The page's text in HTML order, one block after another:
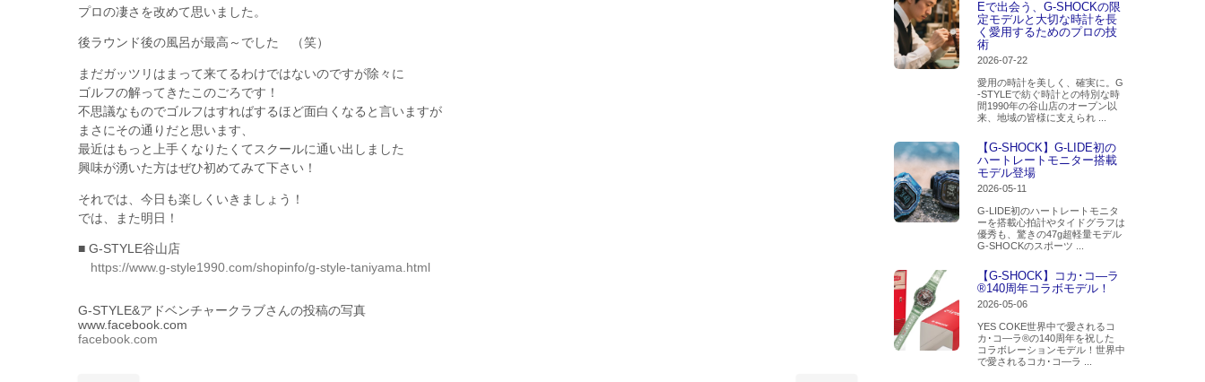
プロの凄さを改めて思いました。
後ラウンド後の風呂が最高～でした （笑）
まだガッツリはまって来てるわけではないのですが除々に
ゴルフの解ってきたこのごろです！
不思議なものでゴルフはすればするほど面白くなると言いますが
まさにその通りだと思います、
最近はもっと上手くなりたくてスクールに通い出しました
興味が湧いた方はぜひ初めてみて下さい！
それでは、今日も楽しくいきましょう！
では、また明日！
■ G-STYLE谷山店
https://www.g-style1990.com/shopinfo/g-style-taniyama.html
G-STYLE&アドベンチャークラブさんの投稿の写真
www.facebook.com
facebook.com
Eで出会う、G-SHOCKの限
定モデルと大切な時計を長
く愛用するためのプロの技
術
2026-07-22
愛用の時計を美しく、確実に。G
-STYLEで紡ぐ時計との特別な時
間1990年の谷山店のオープン以
来、地域の皆様に支えられ ...
【G-SHOCK】G-LIDE初の
ハートレートモニター搭載
モデル登場
2026-05-11
G-LIDE初のハートレートモニタ
ーを搭載心拍計やタイドグラフは
優秀も、驚きの47g超軽量モデル
G-SHOCKのスポーツ ...
【G-SHOCK】コカ･コ―ラ
®140周年コラボモデル！
2026-05-06
YES COKE世界中で愛されるコ
カ･コ―ラ®の140周年を祝した
コラボレーションモデル！世界中
で愛されるコカ･コ―ラ ...